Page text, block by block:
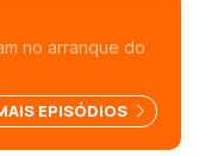
no arranque do
EPISÓDIOS